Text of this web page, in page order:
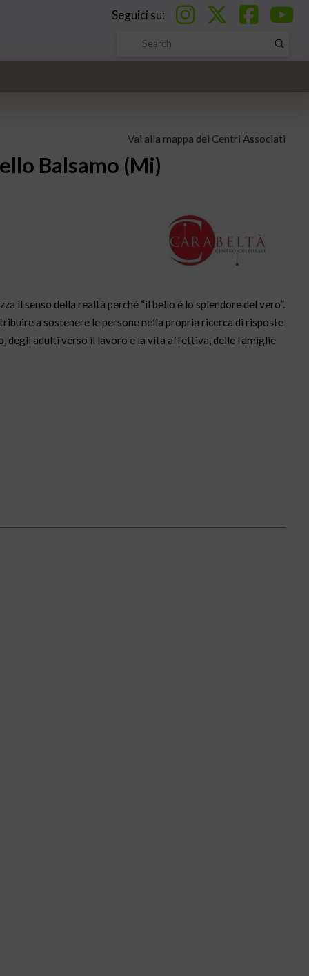
Seguici su:
Search
Submit
Vai alla mappa dei Centri Associati
Balsamo (Mi)
il senso della realtà perché “il bello é lo splendore del vero”.
a sostenere le persone nella propria ricerca di risposte
degli adulti verso il lavoro e la vita affettiva, delle famiglie